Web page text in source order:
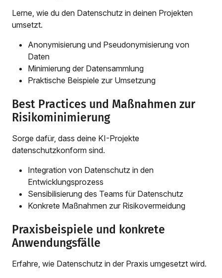
Lerne, wie du den Datenschutz in deinen Projekten
umsetzt.
Anonymisierung und Pseudonymisierung von
Daten
Minimierung der Datensammlung
Praktische Beispiele zur Umsetzung
Best Practices und Maßnahmen zur
Risikominimierung
Sorge dafür, dass deine KI-Projekte
datenschutzkonform sind.
Integration von Datenschutz in den
Entwicklungsprozess
Sensibilisierung des Teams für Datenschutz
Konkrete Maßnahmen zur Risikovermeidung
Praxisbeispiele und konkrete
Anwendungsfälle
Erfahre, wie Datenschutz in der Praxis umgesetzt wird.